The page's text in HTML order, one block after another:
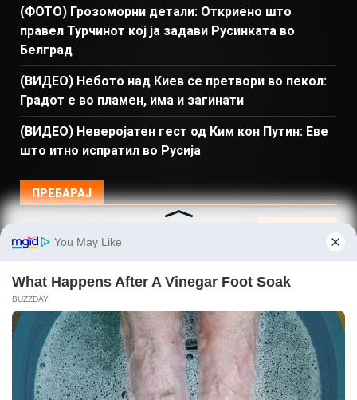
(ФОТО) Грозоморни детали: Откриено што
правел Турчинот кој ја задави Русинката во
Белград
(ВИДЕО) Небото над Киев се претвори во пекол:
Градот е во пламен, има и загинати
(ВИДЕО) Неверојатен гест од Ким кон Путин: Еве
што итно испратил во Русија
ПРЕБАРАЈ
Македонија Балкан и Свет Спорт
Магазин
© Copyright 2026 Gladiator - Powered by dbT18|